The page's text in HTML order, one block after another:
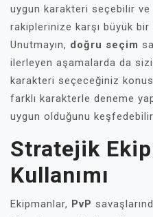
uygun karakteri seçebilir ve
rakiplerinize karşı büyük
Unutmayın, doğru seçim
ilerleyen aşamalarda da
karakteri seçeceğiniz
farklı karakterle deneme
uygun olduğunu
Stratejik
Kullanımı
Ekipmanlar, PvP